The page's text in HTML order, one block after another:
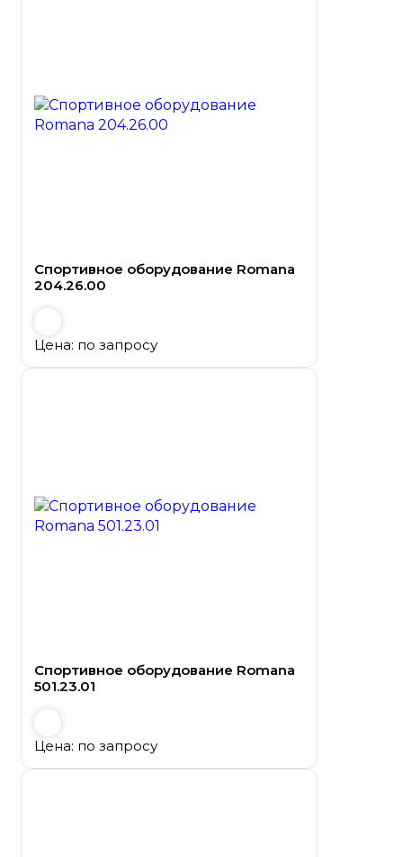
Спортивное оборудование Romana
204.26.00
Цена: по запросу
Спортивное оборудование Romana
501.23.01
Цена: по запросу